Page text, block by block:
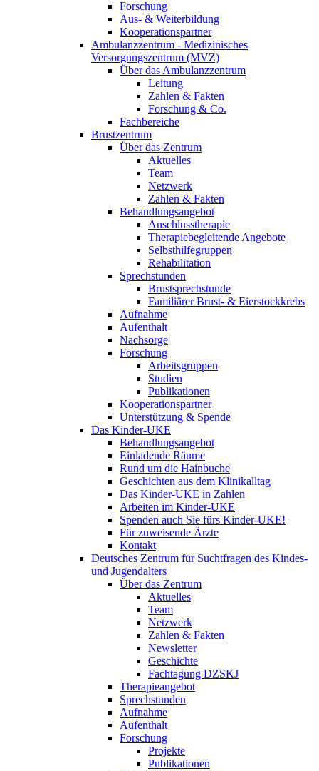
Forschung
Aus- & Weiterbildung
Kooperationspartner
Ambulanzzentrum - Medizinisches
Versorgungszentrum (MVZ)
Über das Ambulanzzentrum
Leitung
Zahlen & Fakten
Forschung & Co.
Fachbereiche
Brustzentrum
Über das Zentrum
Aktuelles
Team
Netzwerk
Zahlen & Fakten
Behandlungsangebot
Anschlusstherapie
Therapiebegleitende Angebote
Selbsthilfegruppen
Rehabilitation
Sprechstunden
Brustsprechstunde
Familiärer Brust- & Eierstockkrebs
Aufnahme
Aufenthalt
Nachsorge
Forschung
Arbeitsgruppen
Studien
Publikationen
Kooperationspartner
Unterstützung & Spende
Das Kinder-UKE
Behandlungsangebot
Einladende Räume
Rund um die Hainbuche
Geschichten aus dem Klinikalltag
Das Kinder-UKE in Zahlen
Arbeiten im Kinder-UKE
Spenden auch Sie fürs Kinder-UKE!
Für zuweisende Ärzte
Kontakt
Deutsches Zentrum für Suchtfragen des Kindes-
und Jugendalters
Über das Zentrum
Aktuelles
Team
Netzwerk
Zahlen & Fakten
Newsletter
Geschichte
Fachtagung DZSKJ
Therapieangebot
Sprechstunden
Aufnahme
Aufenthalt
Forschung
Projekte
Publikationen